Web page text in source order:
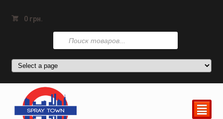
0 грн.
Поиск
товаров
²